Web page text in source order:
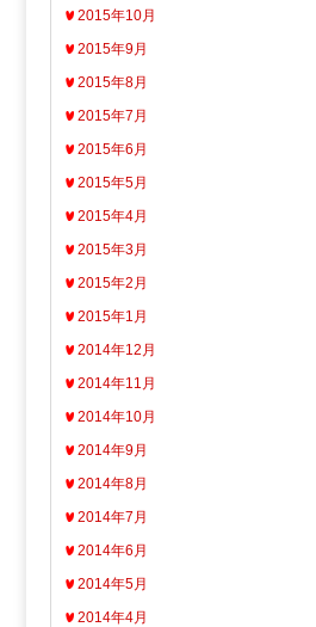
2015年10月
2015年9月
2015年8月
2015年7月
2015年6月
2015年5月
2015年4月
2015年3月
2015年2月
2015年1月
2014年12月
2014年11月
2014年10月
2014年9月
2014年8月
2014年7月
2014年6月
2014年5月
2014年4月